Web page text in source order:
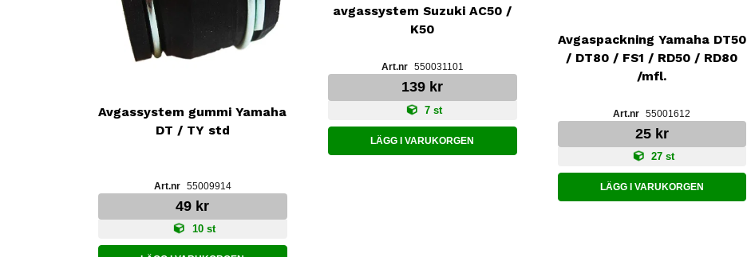
Avgassystem gummi Yamaha
DT / TY std
55009914
49 kr
10 st
avgassystem Suzuki AC50 /
K50
550031101
139 kr
7 st
LÄGG I VARUKORGEN
Avgaspackning Yamaha DT50
/ DT80 / FS1 / RD50 / RD80
/mfl.
55001612
25 kr
27 st
LÄGG I VARUKORGEN